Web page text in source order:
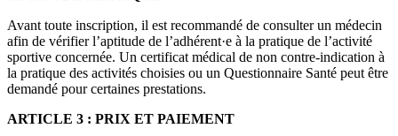
Avant toute inscription, il est recommandé de consulter un médecin
afin de vérifier l’aptitude de l’adhérent·e à la pratique de l’activité
sportive concernée. Un certificat médical de non contre-indication à
la pratique des activités choisies ou un Questionnaire Santé peut être
demandé pour certaines prestations.
ARTICLE 3 : PRIX ET PAIEMENT